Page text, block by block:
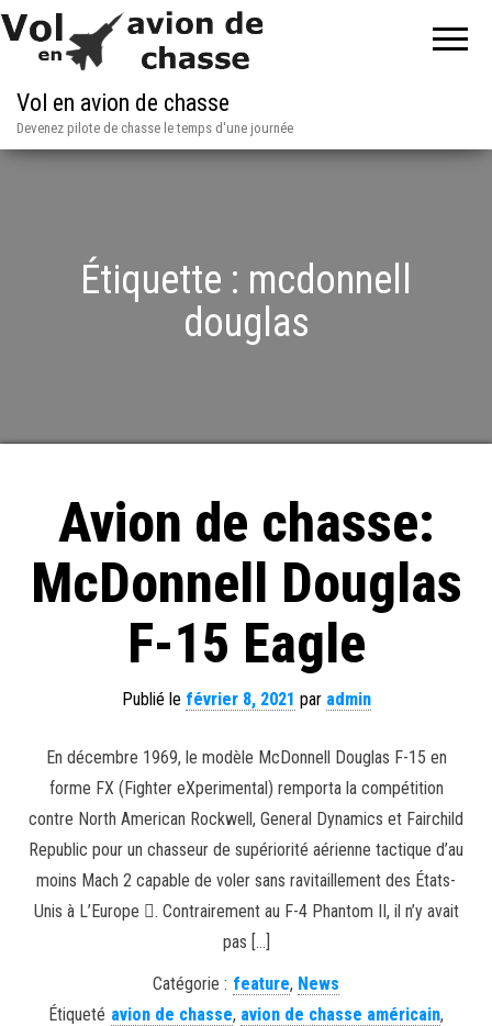
Vol en avion de chasse
Devenez pilote de chasse le temps d'une journée
Étiquette : mcdonnell
douglas
Avion de chasse:
McDonnell Douglas
F-15 Eagle
Publié le février 8, 2021 par admin
En décembre 1969, le modèle McDonnell Douglas F-15 en
forme FX (Fighter eXperimental) remporta la compétition
contre North American Rockwell, General Dynamics et Fairchild
Republic pour un chasseur de supériorité aérienne tactique d’au
moins Mach 2 capable de voler sans ravitaillement des États-
Unis à L’Europe . Contrairement au F-4 Phantom II, il n’y avait
pas […]
Catégorie : feature, News
Étiqueté avion de chasse, avion de chasse américain,